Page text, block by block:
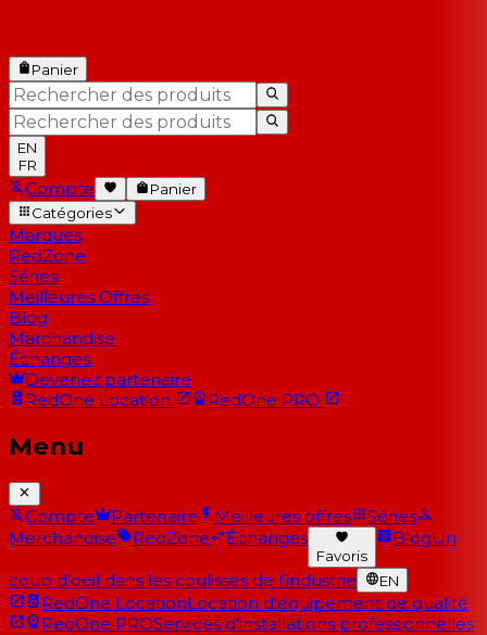
Panier
EN
FR
Compte
Panier
Catégories
Marques
RedZone
Séries
Meilleures Offres
Blog
Marchandise
Échanges
Devenez partenaire
RedOne Location RedOne PRO
Menu
Compte Partenaire Meilleures offres
Séries
Merchandise
RedZone Échanges
Favoris
BlogUn
coup d'oeil dans les coulisses de l'industrie EN
RedOne LocationLocation d'équipement de qualité
RedOne PROServices d'installations professionnelles